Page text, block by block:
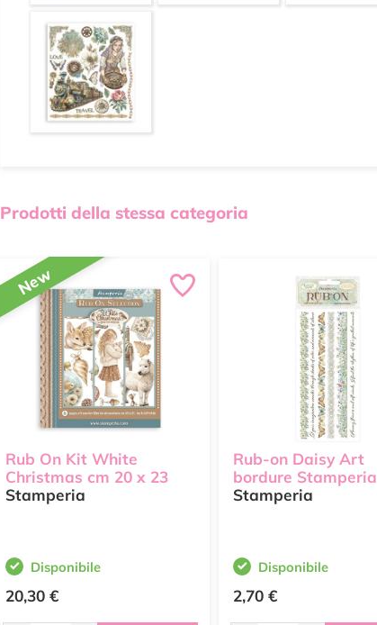
Prodotti della stessa categoria
New
Rub On Kit White
Christmas cm 20 x 23
Stamperia
Disponibile
20,30 €
Rub-on Daisy Art
bordure Stamperia
Stamperia
Disponibile
2,70 €